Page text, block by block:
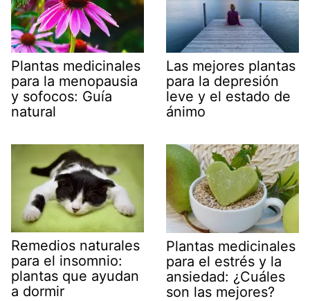
Plantas medicinales
para la menopausia
y sofocos: Guía
natural
Las mejores plantas
para la depresión
leve y el estado de
ánimo
Remedios naturales
para el insomnio:
plantas que ayudan
a dormir
Plantas medicinales
para el estrés y la
ansiedad: ¿Cuáles
son las mejores?